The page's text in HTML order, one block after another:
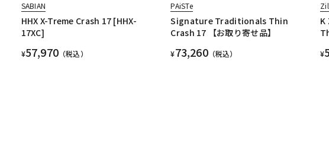
SABIAN
HHX X-Treme Crash 17 [HHX-
17XC]
¥57,970 （税込）
PAiSTe
Signature Traditionals Thin
Crash 17 【お取り寄せ品】
¥73,260（税込）
K
¥